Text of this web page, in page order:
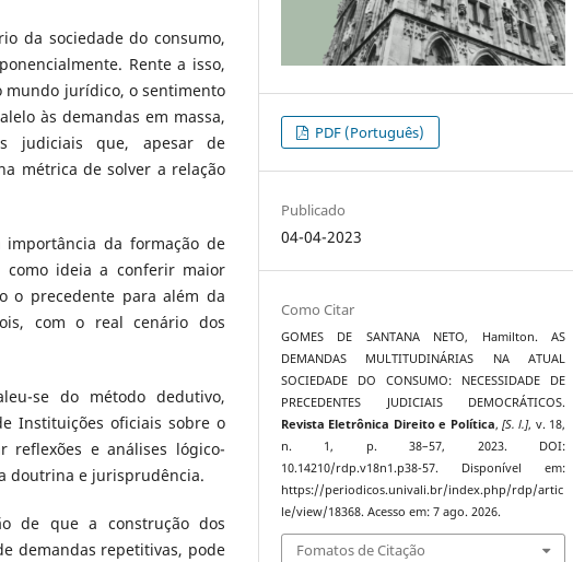
da sociedade do consumo,
Rente a isso,
mundo jurídico, o sentimento
às demandas em massa,
judiciais que, apesar de
métrica de solver a relação
importância da formação de
como ideia a conferir maior
o precedente para além da
com o real cenário dos
se do método dedutivo,
Instituições oficiais sobre o
e análises lógico-
doutrina e jurisprudência.
de que a construção dos
demandas repetitivas, pode
PDF (Português)
Publicado
04-04-2023
Como Citar
GOMES DE SANTANA NETO, Hamilton. AS
DEMANDAS MULTITUDINÁRIAS NA ATUAL
SOCIEDADE DO CONSUMO: NECESSIDADE DE
PRECEDENTES JUDICIAIS DEMOCRÁTICOS.
Revista Eletrônica Direito e Política, [S. l.], v. 18,
n. 1, p. 38–57, 2023. DOI:
10.14210/rdp.v18n1.p38-57. Disponível em:
https://periodicos.univali.br/index.php/rdp/artic
le/view/18368. Acesso em: 7 ago. 2026.
Fomatos de Citação